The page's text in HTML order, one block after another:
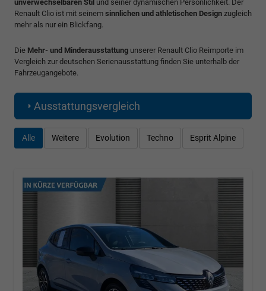
unverwechselbaren Stil und seiner dynamischen Persönlichkeit. Der
Renault Clio ist mit seinem sinnlichen und athletischen Design zugleich
mehr als nur ein Blickfang.
Die Mehr- und Minderausstattung unserer Renault Clio Reimporte im
Vergleich zur deutschen Serienausstattung finden Sie unterhalb der
Fahrzeugangebote.
Ausstattungsvergleich
Alle Weitere Evolution Techno Esprit Alpine